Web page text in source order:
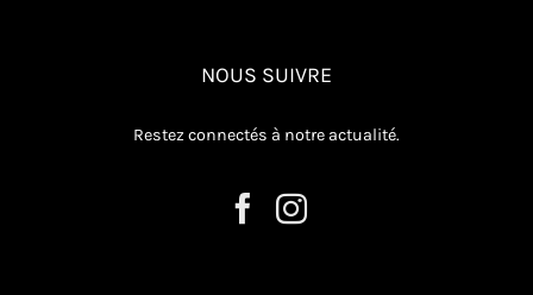
NOUS SUIVRE
Restez connectés à notre actualité.